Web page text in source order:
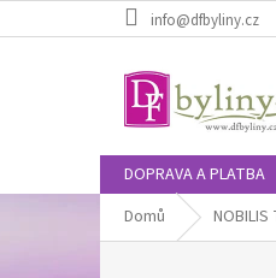
na
info@dfbyliny.cz
DOPRAVA A PLATBA
Domů
NOBILIS